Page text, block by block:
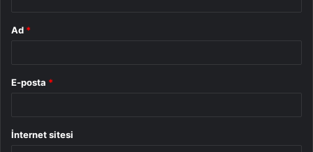
Ad *
E-posta *
İnternet sitesi